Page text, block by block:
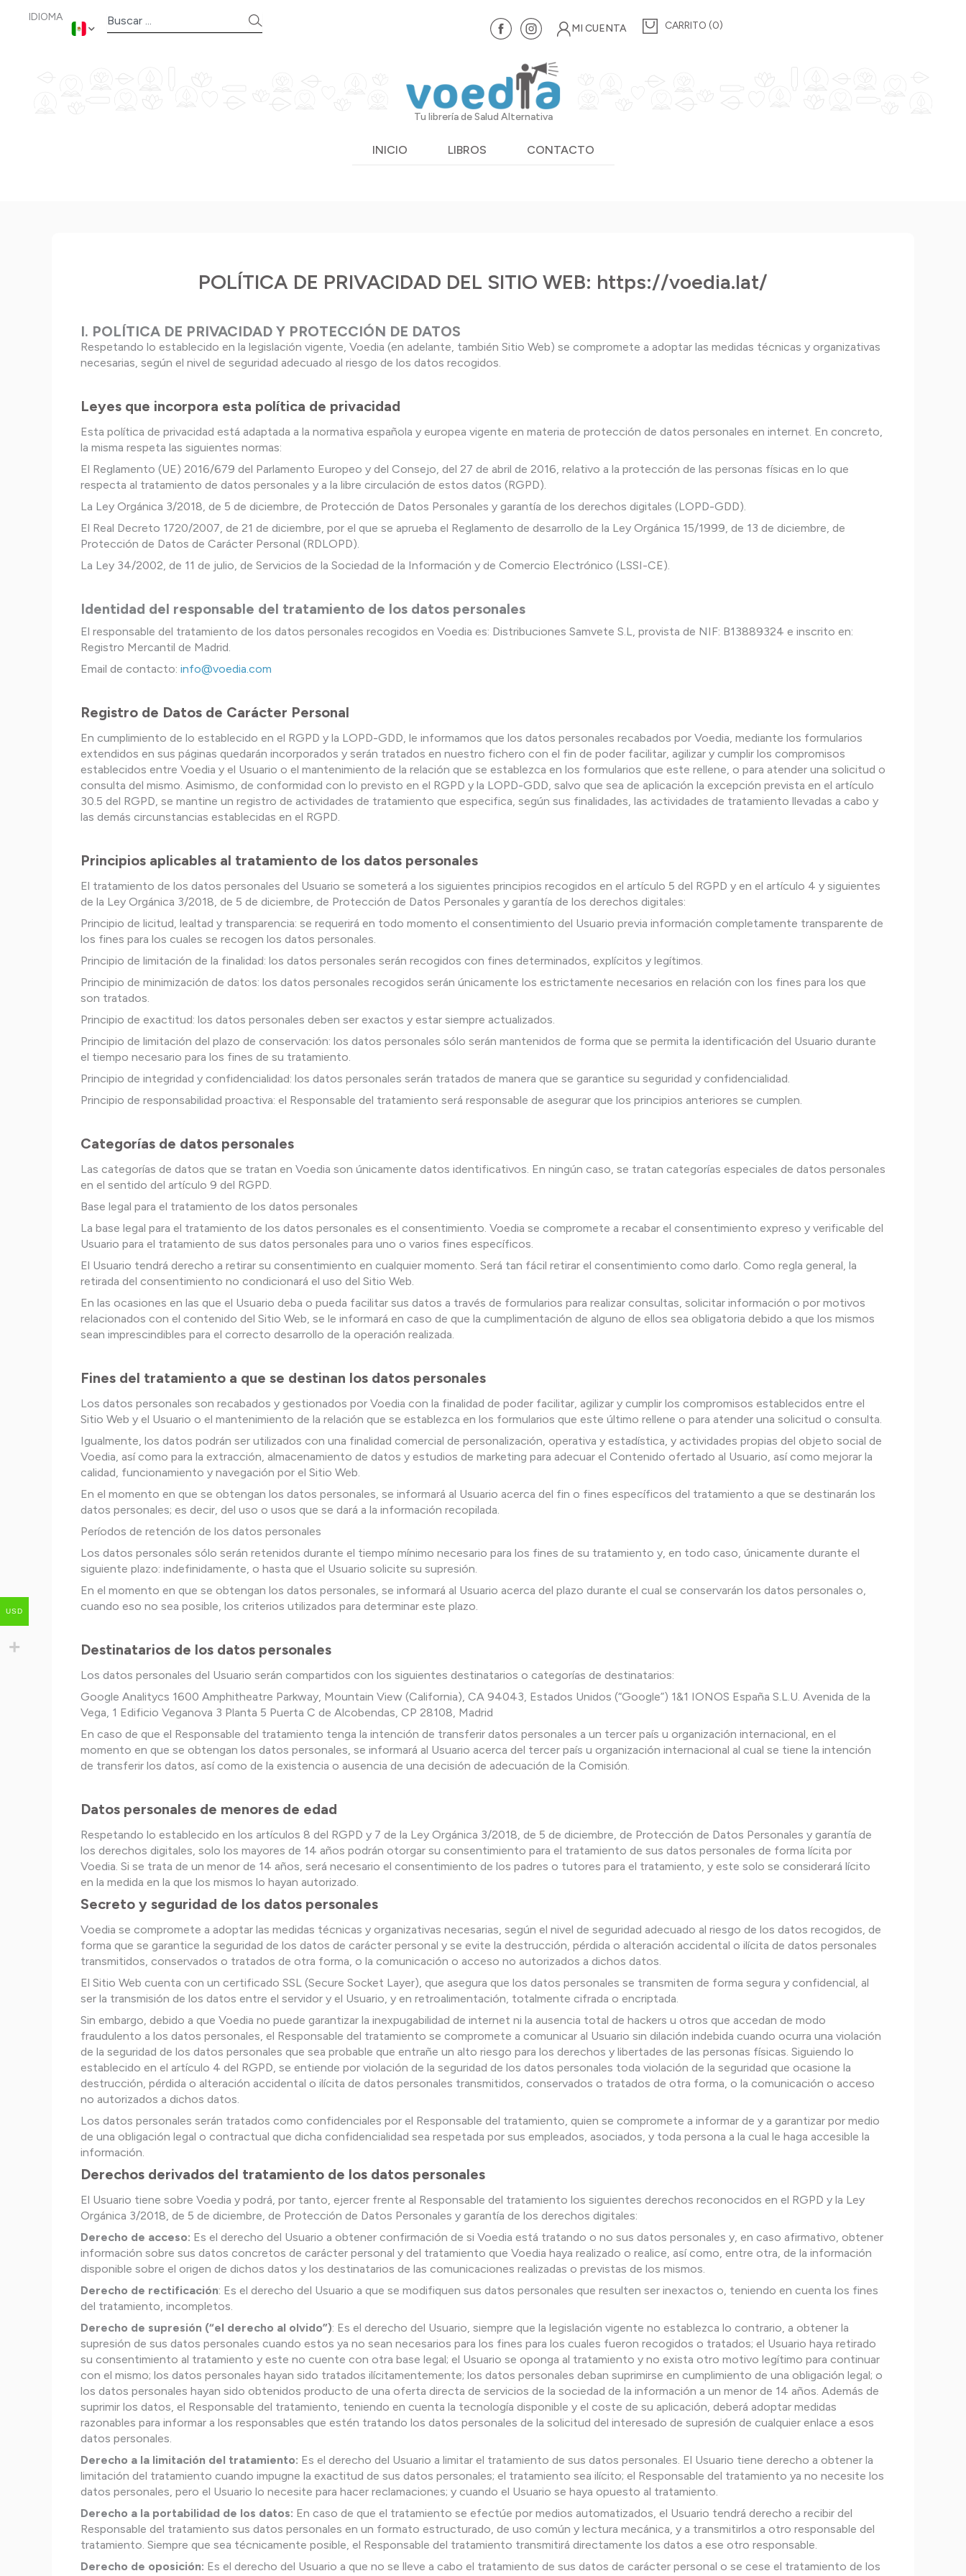
IDIOMA
Search
MI CUENTA
0
Tu librería de Salud Alternativa
INICIO LIBROS CONTACTO
POLÍTICA DE PRIVACIDAD DEL SITIO WEB: https://voedia.lat/
I. POLÍTICA DE PRIVACIDAD Y PROTECCIÓN DE DATOS
Respetando lo establecido en la legislación vigente, Voedia (en adelante, también Sitio Web) se compromete a adoptar las medidas técnicas y organizativas
necesarias, según el nivel de seguridad adecuado al riesgo de los datos recogidos.
Leyes que incorpora esta política de privacidad
Esta política de privacidad está adaptada a la normativa española y europea vigente en materia de protección de datos personales en internet. En concreto,
la misma respeta las siguientes normas:
El Reglamento (UE) 2016/679 del Parlamento Europeo y del Consejo, del 27 de abril de 2016, relativo a la protección de las personas físicas en lo que
respecta al tratamiento de datos personales y a la libre circulación de estos datos (RGPD).
La Ley Orgánica 3/2018, de 5 de diciembre, de Protección de Datos Personales y garantía de los derechos digitales (LOPD-GDD).
El Real Decreto 1720/2007, de 21 de diciembre, por el que se aprueba el Reglamento de desarrollo de la Ley Orgánica 15/1999, de 13 de diciembre, de
Protección de Datos de Carácter Personal (RDLOPD).
La Ley 34/2002, de 11 de julio, de Servicios de la Sociedad de la Información y de Comercio Electrónico (LSSI-CE).
Identidad del responsable del tratamiento de los datos personales
El responsable del tratamiento de los datos personales recogidos en Voedia es: Distribuciones Samvete S.L, provista de NIF: B13889324 e inscrito en:
Registro Mercantil de Madrid.
Email de contacto: info@voedia.com
Registro de Datos de Carácter Personal
En cumplimiento de lo establecido en el RGPD y la LOPD-GDD, le informamos que los datos personales recabados por Voedia, mediante los formularios
extendidos en sus páginas quedarán incorporados y serán tratados en nuestro fichero con el fin de poder facilitar, agilizar y cumplir los compromisos
establecidos entre Voedia y el Usuario o el mantenimiento de la relación que se establezca en los formularios que este rellene, o para atender una solicitud o
consulta del mismo. Asimismo, de conformidad con lo previsto en el RGPD y la LOPD-GDD, salvo que sea de aplicación la excepción prevista en el artículo
30.5 del RGPD, se mantine un registro de actividades de tratamiento que especifica, según sus finalidades, las actividades de tratamiento llevadas a cabo y
las demás circunstancias establecidas en el RGPD.
Principios aplicables al tratamiento de los datos personales
El tratamiento de los datos personales del Usuario se someterá a los siguientes principios recogidos en el artículo 5 del RGPD y en el artículo 4 y siguientes
de la Ley Orgánica 3/2018, de 5 de diciembre, de Protección de Datos Personales y garantía de los derechos digitales:
Principio de licitud, lealtad y transparencia: se requerirá en todo momento el consentimiento del Usuario previa información completamente transparente de
los fines para los cuales se recogen los datos personales.
Principio de limitación de la finalidad: los datos personales serán recogidos con fines determinados, explícitos y legítimos.
Principio de minimización de datos: los datos personales recogidos serán únicamente los estrictamente necesarios en relación con los fines para los que
son tratados.
Principio de exactitud: los datos personales deben ser exactos y estar siempre actualizados.
Principio de limitación del plazo de conservación: los datos personales sólo serán mantenidos de forma que se permita la identificación del Usuario durante
el tiempo necesario para los fines de su tratamiento.
Principio de integridad y confidencialidad: los datos personales serán tratados de manera que se garantice su seguridad y confidencialidad.
Principio de responsabilidad proactiva: el Responsable del tratamiento será responsable de asegurar que los principios anteriores se cumplen.
Categorías de datos personales
Las categorías de datos que se tratan en Voedia son únicamente datos identificativos. En ningún caso, se tratan categorías especiales de datos personales
en el sentido del artículo 9 del RGPD.
Base legal para el tratamiento de los datos personales
La base legal para el tratamiento de los datos personales es el consentimiento. Voedia se compromete a recabar el consentimiento expreso y verificable del
Usuario para el tratamiento de sus datos personales para uno o varios fines específicos.
El Usuario tendrá derecho a retirar su consentimiento en cualquier momento. Será tan fácil retirar el consentimiento como darlo. Como regla general, la
retirada del consentimiento no condicionará el uso del Sitio Web.
En las ocasiones en las que el Usuario deba o pueda facilitar sus datos a través de formularios para realizar consultas, solicitar información o por motivos
relacionados con el contenido del Sitio Web, se le informará en caso de que la cumplimentación de alguno de ellos sea obligatoria debido a que los mismos
sean imprescindibles para el correcto desarrollo de la operación realizada.
Fines del tratamiento a que se destinan los datos personales
Los datos personales son recabados y gestionados por Voedia con la finalidad de poder facilitar, agilizar y cumplir los compromisos establecidos entre el
Sitio Web y el Usuario o el mantenimiento de la relación que se establezca en los formularios que este último rellene o para atender una solicitud o consulta.
Igualmente, los datos podrán ser utilizados con una finalidad comercial de personalización, operativa y estadística, y actividades propias del objeto social de
Voedia, así como para la extracción, almacenamiento de datos y estudios de marketing para adecuar el Contenido ofertado al Usuario, así como mejorar la
calidad, funcionamiento y navegación por el Sitio Web.
En el momento en que se obtengan los datos personales, se informará al Usuario acerca del fin o fines específicos del tratamiento a que se destinarán los
datos personales; es decir, del uso o usos que se dará a la información recopilada.
Períodos de retención de los datos personales
Los datos personales sólo serán retenidos durante el tiempo mínimo necesario para los fines de su tratamiento y, en todo caso, únicamente durante el
siguiente plazo: indefinidamente, o hasta que el Usuario solicite su supresión.
En el momento en que se obtengan los datos personales, se informará al Usuario acerca del plazo durante el cual se conservarán los datos personales o,
cuando eso no sea posible, los criterios utilizados para determinar este plazo.
Destinatarios de los datos personales
Los datos personales del Usuario serán compartidos con los siguientes destinatarios o categorías de destinatarios:
Google Analitycs 1600 Amphitheatre Parkway, Mountain View (California), CA 94043, Estados Unidos (“Google”) 1&1 IONOS España S.L.U. Avenida de la
Vega, 1 Edificio Veganova 3 Planta 5 Puerta C de Alcobendas, CP 28108, Madrid
En caso de que el Responsable del tratamiento tenga la intención de transferir datos personales a un tercer país u organización internacional, en el
momento en que se obtengan los datos personales, se informará al Usuario acerca del tercer país u organización internacional al cual se tiene la intención
de transferir los datos, así como de la existencia o ausencia de una decisión de adecuación de la Comisión.
Datos personales de menores de edad
Respetando lo establecido en los artículos 8 del RGPD y 7 de la Ley Orgánica 3/2018, de 5 de diciembre, de Protección de Datos Personales y garantía de
los derechos digitales, solo los mayores de 14 años podrán otorgar su consentimiento para el tratamiento de sus datos personales de forma lícita por
Voedia. Si se trata de un menor de 14 años, será necesario el consentimiento de los padres o tutores para el tratamiento, y este solo se considerará lícito
en la medida en la que los mismos lo hayan autorizado.
Secreto y seguridad de los datos personales
Voedia se compromete a adoptar las medidas técnicas y organizativas necesarias, según el nivel de seguridad adecuado al riesgo de los datos recogidos, de
forma que se garantice la seguridad de los datos de carácter personal y se evite la destrucción, pérdida o alteración accidental o ilícita de datos personales
transmitidos, conservados o tratados de otra forma, o la comunicación o acceso no autorizados a dichos datos.
El Sitio Web cuenta con un certificado SSL (Secure Socket Layer), que asegura que los datos personales se transmiten de forma segura y confidencial, al
ser la transmisión de los datos entre el servidor y el Usuario, y en retroalimentación, totalmente cifrada o encriptada.
Sin embargo, debido a que Voedia no puede garantizar la inexpugabilidad de internet ni la ausencia total de hackers u otros que accedan de modo
fraudulento a los datos personales, el Responsable del tratamiento se compromete a comunicar al Usuario sin dilación indebida cuando ocurra una violación
de la seguridad de los datos personales que sea probable que entrañe un alto riesgo para los derechos y libertades de las personas físicas. Siguiendo lo
establecido en el artículo 4 del RGPD, se entiende por violación de la seguridad de los datos personales toda violación de la seguridad que ocasione la
destrucción, pérdida o alteración accidental o ilícita de datos personales transmitidos, conservados o tratados de otra forma, o la comunicación o acceso
no autorizados a dichos datos.
Los datos personales serán tratados como confidenciales por el Responsable del tratamiento, quien se compromete a informar de y a garantizar por medio
de una obligación legal o contractual que dicha confidencialidad sea respetada por sus empleados, asociados, y toda persona a la cual le haga accesible la
información.
Derechos derivados del tratamiento de los datos personales
El Usuario tiene sobre Voedia y podrá, por tanto, ejercer frente al Responsable del tratamiento los siguientes derechos reconocidos en el RGPD y la Ley
Orgánica 3/2018, de 5 de diciembre, de Protección de Datos Personales y garantía de los derechos digitales:
Derecho de acceso: Es el derecho del Usuario a obtener confirmación de si Voedia está tratando o no sus datos personales y, en caso afirmativo, obtener
información sobre sus datos concretos de carácter personal y del tratamiento que Voedia haya realizado o realice, así como, entre otra, de la información
disponible sobre el origen de dichos datos y los destinatarios de las comunicaciones realizadas o previstas de los mismos.
Derecho de rectificación: Es el derecho del Usuario a que se modifiquen sus datos personales que resulten ser inexactos o, teniendo en cuenta los fines
del tratamiento, incompletos.
Derecho de supresión (“el derecho al olvido”): Es el derecho del Usuario, siempre que la legislación vigente no establezca lo contrario, a obtener la
supresión de sus datos personales cuando estos ya no sean necesarios para los fines para los cuales fueron recogidos o tratados; el Usuario haya retirado
su consentimiento al tratamiento y este no cuente con otra base legal; el Usuario se oponga al tratamiento y no exista otro motivo legítimo para continuar
con el mismo; los datos personales hayan sido tratados ilícitamentemente; los datos personales deban suprimirse en cumplimiento de una obligación legal; o
los datos personales hayan sido obtenidos producto de una oferta directa de servicios de la sociedad de la información a un menor de 14 años. Además de
suprimir los datos, el Responsable del tratamiento, teniendo en cuenta la tecnología disponible y el coste de su aplicación, deberá adoptar medidas
razonables para informar a los responsables que estén tratando los datos personales de la solicitud del interesado de supresión de cualquier enlace a esos
datos personales.
Derecho a la limitación del tratamiento: Es el derecho del Usuario a limitar el tratamiento de sus datos personales. El Usuario tiene derecho a obtener la
limitación del tratamiento cuando impugne la exactitud de sus datos personales; el tratamiento sea ilícito; el Responsable del tratamiento ya no necesite los
datos personales, pero el Usuario lo necesite para hacer reclamaciones; y cuando el Usuario se haya opuesto al tratamiento.
Derecho a la portabilidad de los datos: En caso de que el tratamiento se efectúe por medios automatizados, el Usuario tendrá derecho a recibir del
Responsable del tratamiento sus datos personales en un formato estructurado, de uso común y lectura mecánica, y a transmitirlos a otro responsable del
tratamiento. Siempre que sea técnicamente posible, el Responsable del tratamiento transmitirá directamente los datos a ese otro responsable.
Derecho de oposición: Es el derecho del Usuario a que no se lleve a cabo el tratamiento de sus datos de carácter personal o se cese el tratamiento de los
USD